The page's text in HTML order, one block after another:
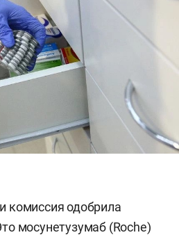
комиссия одобрила
мосунетузумаб (Roche)